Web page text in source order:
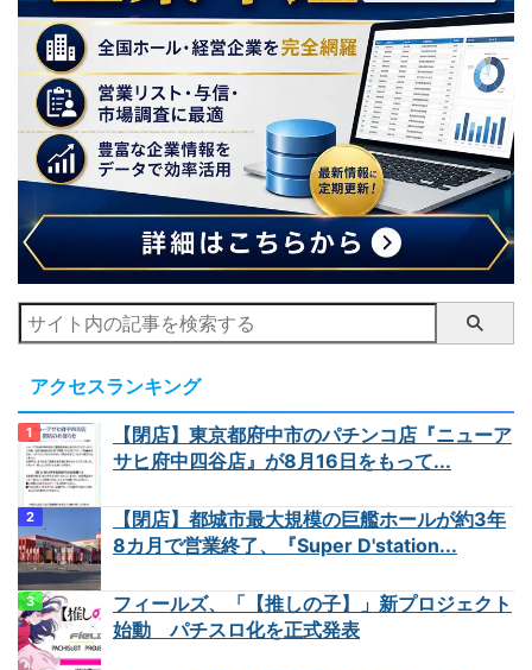
アクセスランキング
【閉店】東京都府中市のパチンコ店『ニューア
サヒ府中四谷店』が8月16日をもって...
【閉店】都城市最大規模の巨艦ホールが約3年
8カ月で営業終了、『Super D'station...
フィールズ、「【推しの子】」新プロジェクト
始動 パチスロ化を正式発表